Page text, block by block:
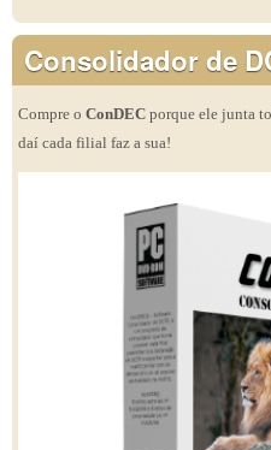
Consolidador de
Compre o ConDEC porque ele junta
daí cada filial faz a sua!